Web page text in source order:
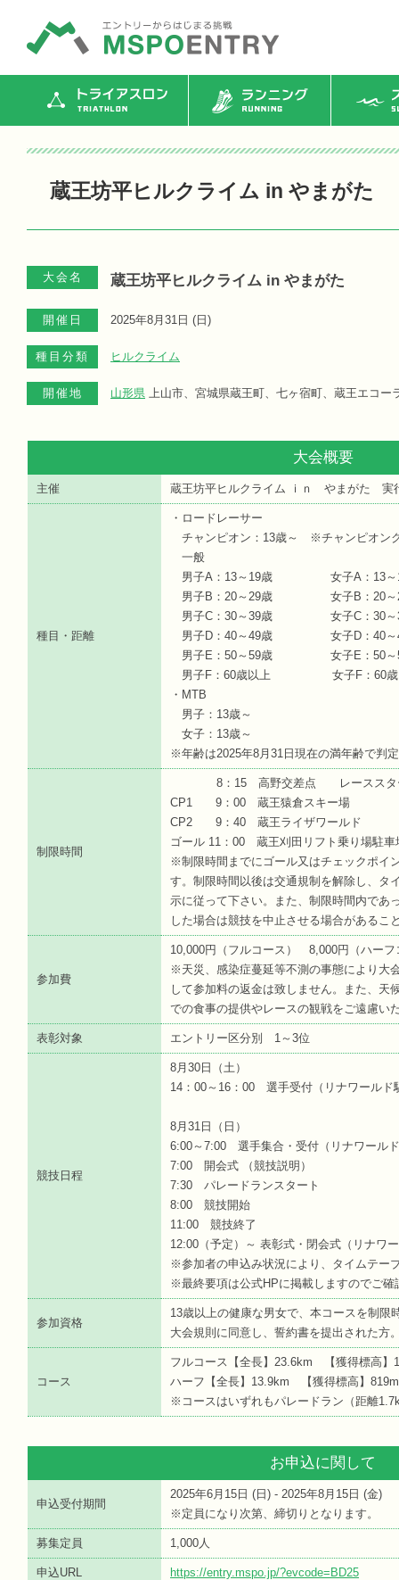
トライアスロン ランニング ス
蔵王坊平ヒルクライム in やまがた
大会名 蔵王坊平ヒルクライム in やまがた
開催日 2025年8月31日 ( 日 )
種目分類 ヒルクライム
開催地 山形県 上山市、宮城県蔵王町、七ヶ宿町、蔵王エコー
大会概要
主催 蔵王坊平ヒルクライム ｉｎ やまがた 実
種目・距離
・ロードレーサー
チャンピオン：13歳～ ※チャンピオン
一般
男子A：13～19歳 女子A：13～
男子B：20～29歳 女子B：20～
男子C：30～39歳 女子C：30～
男子D：40～49歳 女子D：40～
男子E：50～59歳 女子E：50～
男子F：60歳以上 女子F：60歳
・MTB
男子：13歳～
女子：13歳～
※年齢は2025年8月31日現在の満年齢で判
制限時間
8：15 高野交差点 レーススタート
CP1 9：00 蔵王猿倉スキー場
CP2 9：40 蔵王ライザワールド
ゴール 11：00 蔵王刈田リフト乗り場駐車
※制限時間までにゴール又はチェックポイ
す。制限時間以後は交通規制を解除し、タ
示に従って下さい。また、制限時間内であ
した場合は競技を中止させる場合があるこ
参加費
10,000円（フルコース） 8,000円（ハー
※天災、感染症蔓延等不測の事態により大
して参加料の返金は致しません。また、天
での食事の提供やレースの観戦をご遠慮い
表彰対象 エントリー区分別 1～3位
競技日程
8月30日（土）
14：00～16：00 選手受付（リナワールド
8月31日（日）
6:00～7:00 選手集合・受付（リナワール
7:00 開会式 （競技説明）
7:30 パレードランスタート
8:00 競技開始
11:00 競技終了
12:00（予定）～ 表彰式・閉会式（リナワ
※参加者の申込み状況により、タイムテー
※最終要項は公式HPに掲載しますのでご確
参加資格
13歳以上の健康な男女で、本コースを制限
大会規則に同意し、誓約書を提出された方
コース
フルコース【全長】23.6km 【獲得標高
ハーフ【全長】13.9km 【獲得標高】
※コースはいずれもパレードラン（距離
お申込に関して
申込受付期間
2025年6月15日 ( 日 ) - 2025年8月15日 (金)
※定員になり次第、締切りとなります。
募集定員 1,000人
申込URL https://entry.mspo.jp/?evcode=BD25